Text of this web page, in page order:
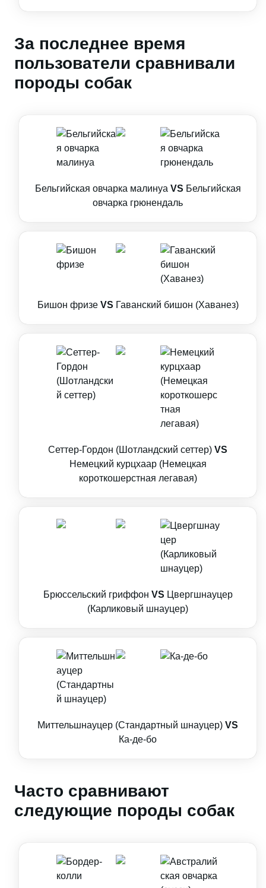
За последнее время
пользователи сравнивали
породы собак
Бельгийская овчарка малинуа VS Бельгийская
овчарка грюнендаль
Бишон фризе VS Гаванский бишон (Хаванез)
Сеттер-Гордон (Шотландский сеттер) VS
Немецкий курцхаар (Немецкая
короткошерстная легавая)
Брюссельский гриффон VS Цвергшнауцер
(Карликовый шнауцер)
Миттельшнауцер (Стандартный шнауцер) VS
Ка-де-бо
Часто сравнивают
следующие породы собак